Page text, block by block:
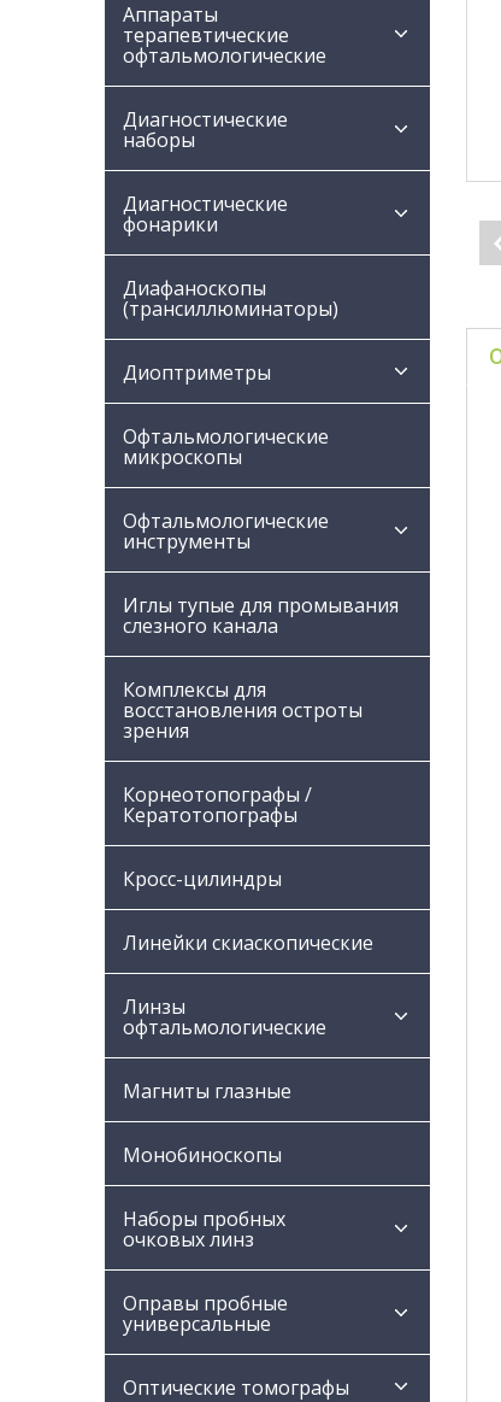
Аппараты
терапевтические
офтальмологические
Диагностические
наборы
Диагностические
фонарики
Диафаноскопы
(трансиллюминаторы)
Диоптриметры
Офтальмологические
микроскопы
Офтальмологические
инструменты
Иглы тупые для промывания
слезного канала
Комплексы для
восстановления остроты
зрения
Корнеотопографы /
Кератотопографы
Кросс-цилиндры
Линейки скиаскопические
Линзы
офтальмологические
Магниты глазные
Монобиноскопы
Наборы пробных
очковых линз
Оправы пробные
универсальные
Оптические томографы